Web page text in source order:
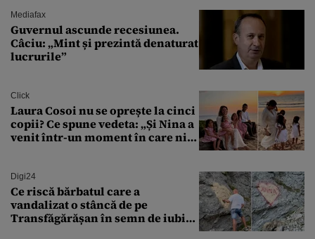
Mediafax
Guvernul ascunde recesiunea.
Câciu: „Mint și prezintă denaturat
lucrurile”
Click
Laura Cosoi nu se oprește la cinci
copii? Ce spune vedeta: „Și Nina a
venit într-un moment în care nici
Digi24
Ce riscă bărbatul care a
vandalizat o stâncă de pe
Transfăgărășan în semn de iubire